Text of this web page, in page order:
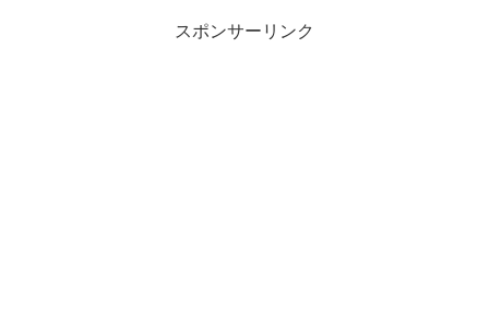
スポンサーリンク